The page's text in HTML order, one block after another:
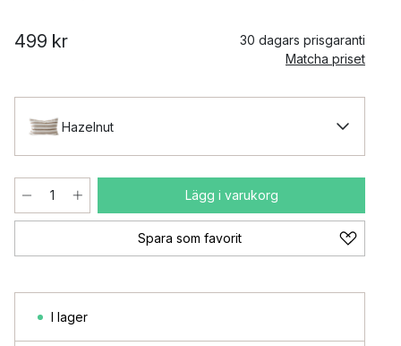
499 kr
30 dagars prisgaranti
Matcha priset
Hazelnut
Lägg i varukorg
Spara som favorit
I lager